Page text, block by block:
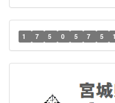
1 7 5 0 5 7 5 1